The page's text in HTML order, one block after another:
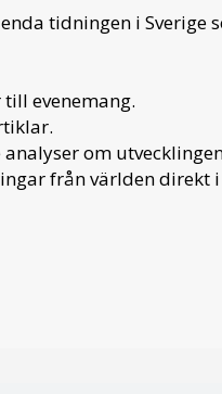
tidningen i Sverige
evenemang.
om
från världen direkt